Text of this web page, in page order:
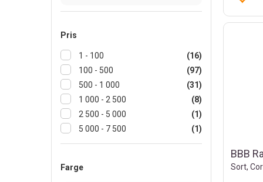
Pris
1 - 100
(16)
100 - 500
(97)
500 - 1 000
(31)
1 000 - 2 500
(8)
2 500 - 5 000
(1)
5 000 - 7 500
(1)
Farge Sort,